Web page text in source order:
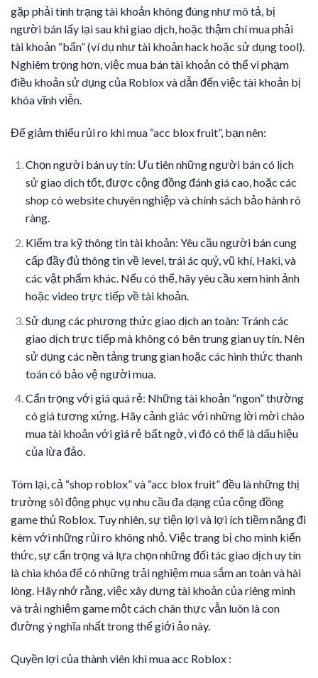
gặp phải tình trạng tài khoản không đúng như mô tả, bị
người bán lấy lại sau khi giao dịch, hoặc thậm chí mua phải
tài khoản “bẩn” (ví dụ như tài khoản hack hoặc sử dụng tool).
Nghiêm trọng hơn, việc mua bán tài khoản có thể vi phạm
điều khoản sử dụng của Roblox và dẫn đến việc tài khoản bị
khóa vĩnh viễn.
Để giảm thiểu rủi ro khi mua “acc blox fruit”, bạn nên:
Chọn người bán uy tín: Ưu tiên những người bán có lịch
sử giao dịch tốt, được cộng đồng đánh giá cao, hoặc các
shop có website chuyên nghiệp và chính sách bảo hành rõ
ràng.
Kiểm tra kỹ thông tin tài khoản: Yêu cầu người bán cung
cấp đầy đủ thông tin về level, trái ác quỷ, vũ khí, Haki, và
các vật phẩm khác. Nếu có thể, hãy yêu cầu xem hình ảnh
hoặc video trực tiếp về tài khoản.
Sử dụng các phương thức giao dịch an toàn: Tránh các
giao dịch trực tiếp mà không có bên trung gian uy tín. Nên
sử dụng các nền tảng trung gian hoặc các hình thức thanh
toán có bảo vệ người mua.
Cẩn trọng với giá quá rẻ: Những tài khoản “ngon” thường
có giá tương xứng. Hãy cảnh giác với những lời mời chào
mua tài khoản với giá rẻ bất ngờ, vì đó có thể là dấu hiệu
của lừa đảo.
Tóm lại, cả “shop roblox” và “acc blox fruit” đều là những thị
trường sôi động phục vụ nhu cầu đa dạng của cộng đồng
game thủ Roblox. Tuy nhiên, sự tiện lợi và lợi ích tiềm năng đi
kèm với những rủi ro không nhỏ. Việc trang bị cho mình kiến
thức, sự cẩn trọng và lựa chọn những đối tác giao dịch uy tín
là chìa khóa để có những trải nghiệm mua sắm an toàn và hài
lòng. Hãy nhớ rằng, việc xây dựng tài khoản của riêng mình
và trải nghiệm game một cách chân thực vẫn luôn là con
đường ý nghĩa nhất trong thế giới ảo này.
Quyền lợi của thành viên khi mua acc Roblox :